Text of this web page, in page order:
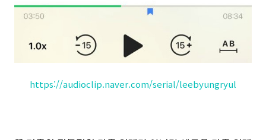
https://audioclip.naver.com/serial/leebyungryul